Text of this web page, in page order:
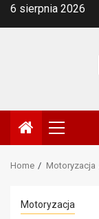
Skip6 sierpnia 2026
Primary
Menu
Home Motoryzacja
Motoryzacja